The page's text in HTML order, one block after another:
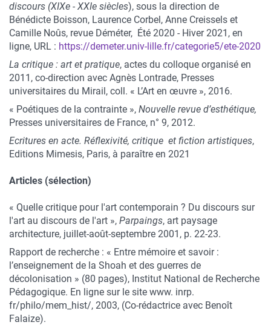
discours (XIXe - XXIe siècles), sous la direction de
Bénédicte Boisson, Laurence Corbel, Anne Creissels et
Camille Noûs, revue Déméter, Été 2020 - Hiver 2021, en
ligne, URL : https://demeter.univ-lille.fr/categorie5/ete-2020
La critique : art et pratique, actes du colloque organisé en
2011, co-direction avec Agnès Lontrade, Presses
universitaires du Mirail, coll. « L’Art en œuvre », 2016.
« Poétiques de la contrainte », Nouvelle revue d’esthétique,
Presses universitaires de France, n° 9, 2012.
Ecritures en acte. Réflexivité, critique et fiction artistiques,
Editions Mimesis, Paris, à paraître en 2021
Articles (sélection)
« Quelle critique pour l'art contemporain ? Du discours sur
l'art au discours de l'art », Parpaings, art paysage
architecture, juillet-août-septembre 2001, p. 22-23.
Rapport de recherche : « Entre mémoire et savoir :
l’enseignement de la Shoah et des guerres de
décolonisation » (80 pages), Institut National de Recherche
Pédagogique. En ligne sur le site www. inrp.
fr/philo/mem_hist/, 2003, (Co-rédactrice avec Benoît
Falaize).